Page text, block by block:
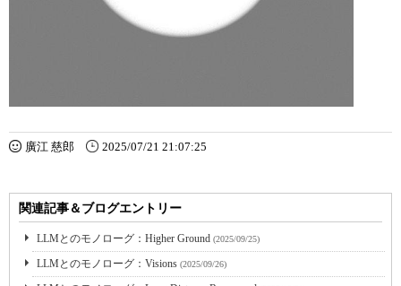
廣江 慈郎 2025/07/21 21:07:25
関連記事＆ブログエントリー
LLMとのモノローグ：Higher Ground (2025/09/25)
LLMとのモノローグ：Visions (2025/09/26)